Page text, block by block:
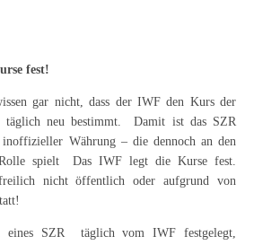
fest!
gar nicht, dass der IWF den Kurs der
täglich neu bestimmt. Damit ist das SZR
Währung – die dennoch an den
Rolle spielt Das IWF legt die Kurse fest.
nicht öffentlich oder aufgrund von
SZR täglich vom IWF festgelegt,